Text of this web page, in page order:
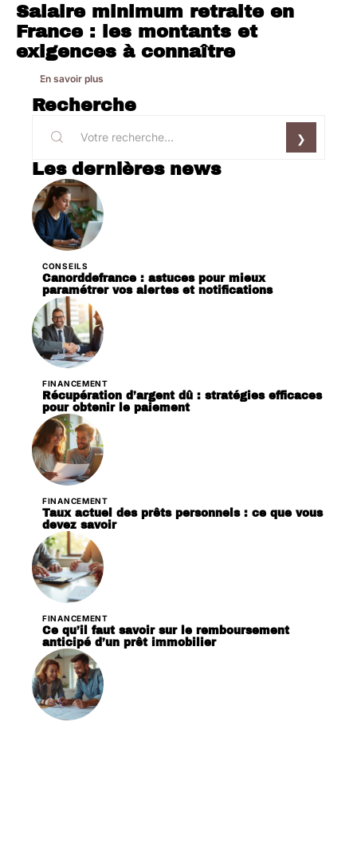
Salaire minimum retraite en
France : les montants et
exigences à connaître
En savoir plus
Recherche
Les dernières news
CONSEILS
Canorddefrance : astuces pour mieux
paramétrer vos alertes et notifications
FINANCEMENT
Récupération d’argent dû : stratégies efficaces
pour obtenir le paiement
FINANCEMENT
Taux actuel des prêts personnels : ce que vous
devez savoir
FINANCEMENT
Ce qu’il faut savoir sur le remboursement
anticipé d’un prêt immobilier